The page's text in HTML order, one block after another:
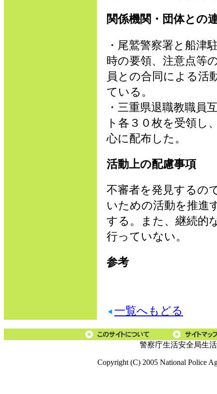
関係機関・団体との
・尾鷲警察署と船津
時の要領、注意点等
員との合同による活
ている。
・三重県退職教職員
ト各３０枚を受領し
心に配布した。
活動上の配慮事項
不審者を発見するの
いための活動を推進
する。また、継続的
行っていない。
参考
一覧へもどる
警察庁生活安全局生
Copyright (C) 2005 National Police